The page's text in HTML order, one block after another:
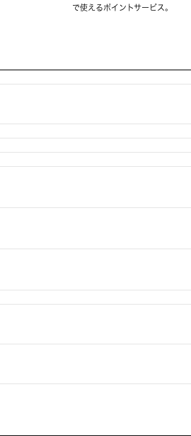
で使えるポイントサービス。